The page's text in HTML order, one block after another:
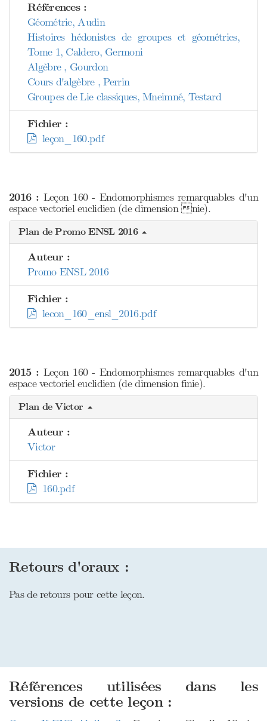
Références :
Géométrie, Audin
Histoires hédonistes de groupes et géométries,
Tome 1, Caldero, Germoni
Algèbre , Gourdon
Cours d'algèbre , Perrin
Groupes de Lie classiques, Mneimné, Testard
Fichier :
leçon_160.pdf
2016 : Leçon 160 - Endomorphismes remarquables d'un
espace vectoriel euclidien (de dimension nie).
Plan de Promo ENSL 2016
Auteur :
Promo ENSL 2016
Fichier :
lecon_160_ensl_2016.pdf
2015 : Leçon 160 - Endomorphismes remarquables d'un
espace vectoriel euclidien (de dimension finie).
Plan de Victor
Auteur :
Victor
Fichier :
160.pdf
Retours d'oraux :
Pas de retours pour cette leçon.
Références utilisées dans les
versions de cette leçon :